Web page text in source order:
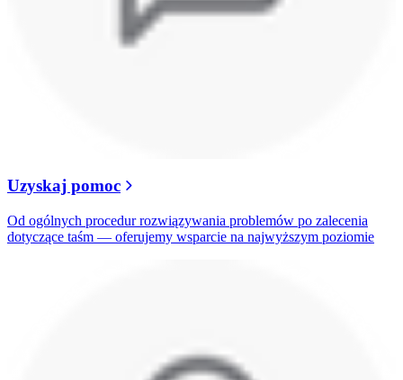
Uzyskaj pomoc
Od ogólnych procedur rozwiązywania problemów po zalecenia
dotyczące taśm — oferujemy wsparcie na najwyższym poziomie